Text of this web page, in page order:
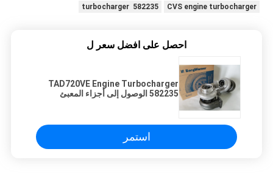
CVS engine turbocharger
582235 turbocharger
احصل على افضل سعر ل
TAD720VE Engine Turbocharger
582235 الوصول إلى أجزاء المعبئ
استمر